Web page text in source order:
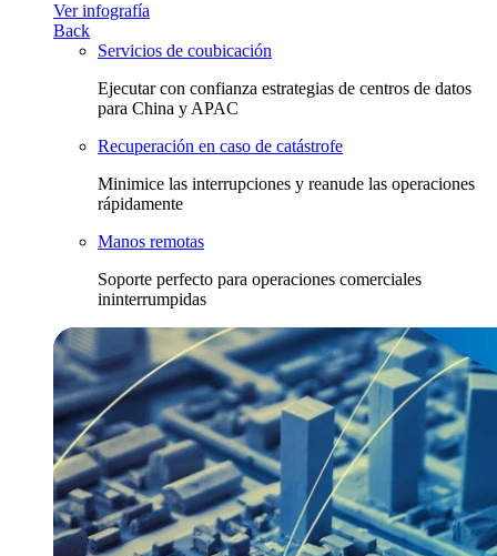
Ver infografía
Back
Servicios de coubicación
Ejecutar con confianza estrategias de centros de datos
para China y APAC
Recuperación en caso de catástrofe
Minimice las interrupciones y reanude las operaciones
rápidamente
Manos remotas
Soporte perfecto para operaciones comerciales
ininterrumpidas